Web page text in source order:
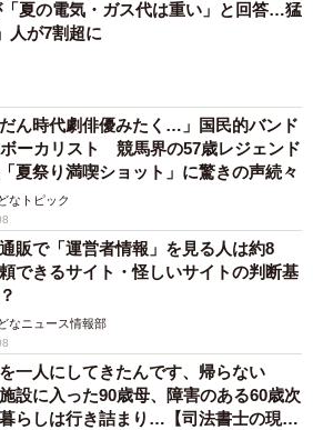
夏の電気・ガス代は重い」と回答…猛
人が7割超に
だん時代劇俳優みたく…」国民的バンド
ーカリスト 競馬界の57歳レジェンド
夏祭り満喫ショット」に驚きの声続々
なトピック
販で「運営者情報」を見る人は約8
できるサイト・怪しいサイトの判断基
なニュース情報部
を一人にしてきたんです、帰らない
設に入った90歳母、障害のある60歳次
らしは行き詰まり…【司法書士の現場